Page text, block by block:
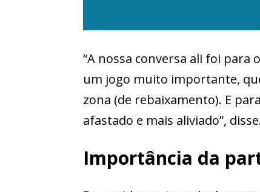
“A nossa conversa ali foi
um jogo muito importante,
zona (de rebaixamento). E
afastado e mais aliviado”,
Importância da